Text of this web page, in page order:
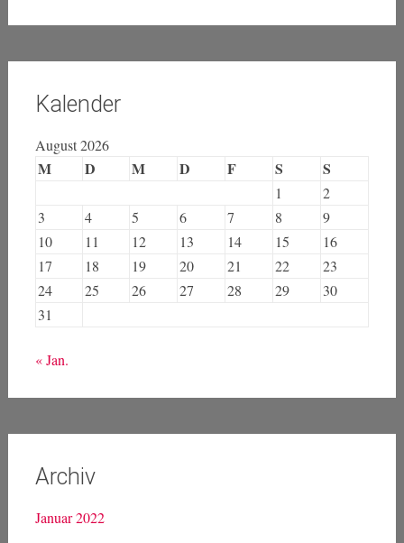
Kalender
August 2026
M D M D F S S
1
2
3
4 5 6 7 8
9
10
11 12 13 14 15
16
17
18 19 20 21 22
23
24
25 26 27 28 29
30
31
« Jan.
Archiv
Januar 2022